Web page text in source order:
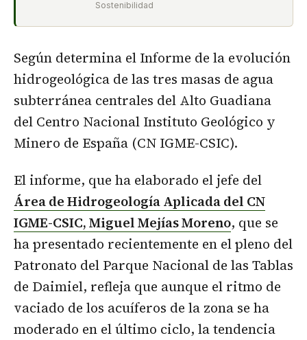
Sostenibilidad
Según determina el Informe de la evolución
hidrogeológica de las tres masas de agua
subterránea centrales del Alto Guadiana
del Centro Nacional Instituto Geológico y
Minero de España (CN IGME-CSIC).
El informe, que ha elaborado el jefe del
Área de Hidrogeología Aplicada del CN
IGME-CSIC, Miguel Mejías Moreno, que se
ha presentado recientemente en el pleno del
Patronato del Parque Nacional de las Tablas
de Daimiel, refleja que aunque el ritmo de
vaciado de los acuíferos de la zona se ha
moderado en el último ciclo, la tendencia